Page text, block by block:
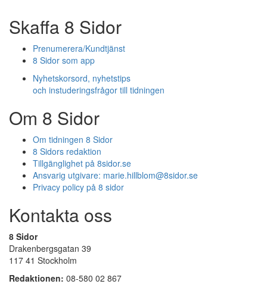
Skaffa 8 Sidor
Prenumerera/Kundtjänst
8 Sidor som app
Nyhetskorsord, nyhetstips
och instuderingsfrågor till tidningen
Om 8 Sidor
Om tidningen 8 Sidor
8 Sidors redaktion
Tillgänglighet på 8sidor.se
Ansvarig utgivare: marie.hillblom@8sidor.se
Privacy policy på 8 sidor
Kontakta oss
8 Sidor
Drakenbergsgatan 39
117 41 Stockholm
Redaktionen: 08-580 02 867